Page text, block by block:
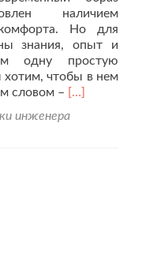
наличием
Но для
знания, опыт и
одну простую
хотим, чтобы в нем
словом – Читать
проК
[…]
инженера